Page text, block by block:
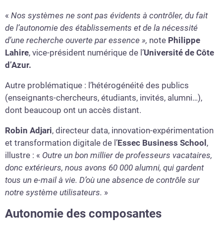
« Nos systèmes ne sont pas évidents à contrôler, du fait
de l’autonomie des établissements et de la nécessité
d’une recherche ouverte par essence », note Philippe
Lahire, vice-président numérique de l’Université de Côte
d’Azur.
Autre problématique : l’hétérogénéité des publics
(enseignants-chercheurs, étudiants, invités, alumni…),
dont beaucoup ont un accès distant.
Robin Adjari, directeur data, innovation-expérimentation
et transformation digitale de l’Essec Business School,
illustre : « Outre un bon millier de professeurs vacataires,
donc extérieurs, nous avons 60 000 alumni, qui gardent
tous un e-mail à vie. D’où une absence de contrôle sur
notre système utilisateurs. »
Autonomie des composantes